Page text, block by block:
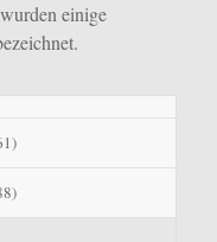
einige